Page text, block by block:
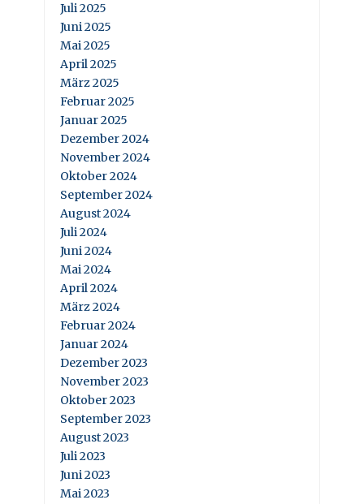
Juli 2025
Juni 2025
Mai 2025
April 2025
März 2025
Februar 2025
Januar 2025
Dezember 2024
November 2024
Oktober 2024
September 2024
August 2024
Juli 2024
Juni 2024
Mai 2024
April 2024
März 2024
Februar 2024
Januar 2024
Dezember 2023
November 2023
Oktober 2023
September 2023
August 2023
Juli 2023
Juni 2023
Mai 2023